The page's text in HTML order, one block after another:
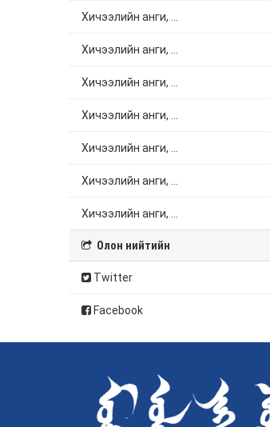
Хичээлийн анги, ...
Хичээлийн анги, ...
Хичээлийн анги, ...
Хичээлийн анги, ...
Хичээлийн анги, ...
Хичээлийн анги, ...
Хичээлийн анги, ...
Олон нийтийн
Twitter
Facebook